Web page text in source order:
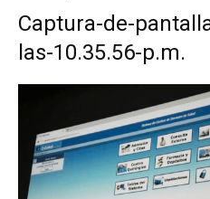
Captura-de-
las-10.35.56-p.m.